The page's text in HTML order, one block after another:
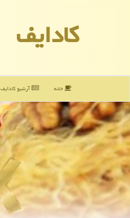
كادایف
خانه آرشیو كادایف